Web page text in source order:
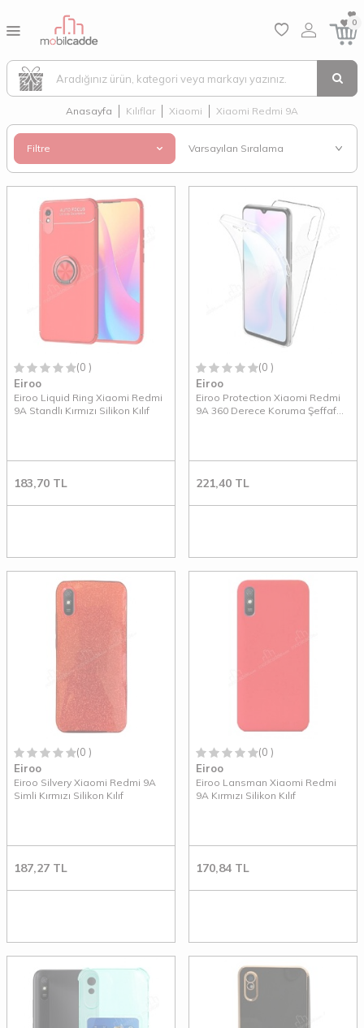
0
Anasayfa Kılıflar Xiaomi Xiaomi Redmi 9A
Filtre
(0 )
Eiroo
Eiroo Liquid Ring Xiaomi Redmi
9A Standlı Kırmızı Silikon Kılıf
183,70 TL
(0 )
Eiroo
Eiroo Protection Xiaomi Redmi
9A 360 Derece Koruma Şeffaf
221,40 TL
(0 )
Eiroo
Eiroo Silvery Xiaomi Redmi 9A
Simli Kırmızı Silikon Kılıf
187,27 TL
(0 )
Eiroo
Eiroo Lansman Xiaomi Redmi
9A Kırmızı Silikon Kılıf
170,84 TL